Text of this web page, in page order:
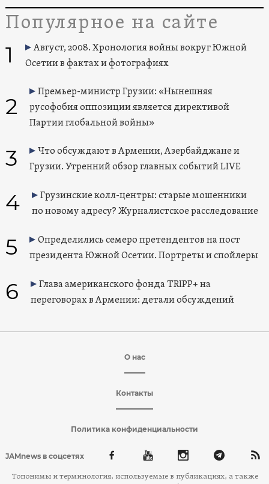
Популярное на сайте
1
Август, 2008. Хронология войны вокруг Южной
Осетии в фактах и фотографиях
2
Премьер-министр Грузии: «Нынешняя
русофобия оппозиции является директивой
Партии глобальной войны»
3
Что обсуждают в Армении, Азербайджане и
Грузии. Утренний обзор главных событий LIVE
4
Грузинские колл-центры: старые мошенники
по новому адресу? Журналистское расследование
5
Определились семеро претендентов на пост
президента Южной Осетии. Портреты и спойлеры
6
Глава американского фонда TRIPP+ на
переговорах в Армении: детали обсуждений
О нас
Контакты
Политика конфиденциальности
JAMnews в соцсетях
Топонимы и терминология, используемые в публикациях, а также